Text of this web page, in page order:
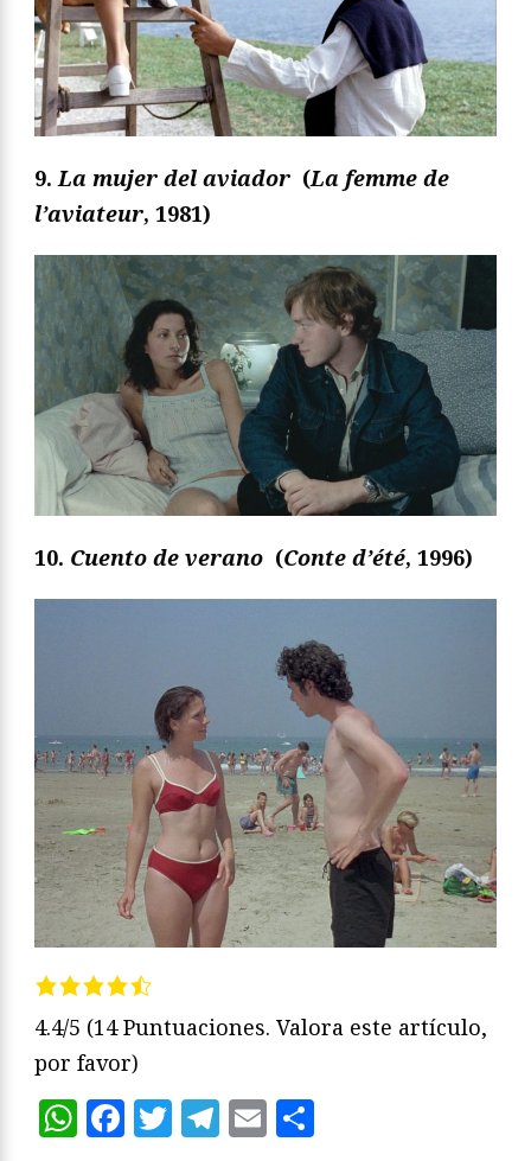
9.La mujer del aviador (La femme de
l’aviateur, 1981)
10. Cuento de verano (Conte d’été, 1996)
4.4/5 (14 Puntuaciones. Valora este artículo,
por favor)
WhatsApp
Facebook
Twitter
Telegram
Email